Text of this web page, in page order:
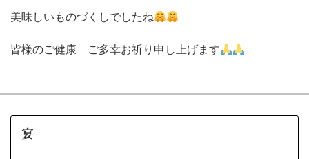
美味しいものづくしでしたね
皆様のご健康 ご多幸お祈り申し上げます
宴